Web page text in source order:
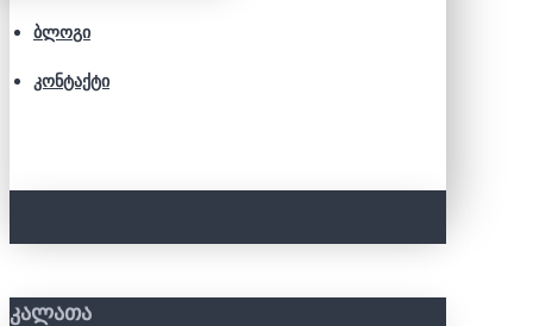
ᲑᲚᲝᲒᲘ
ᲙᲝᲜᲢᲐᲥᲢᲘ
ᲙᲐᲚᲐᲗᲐ